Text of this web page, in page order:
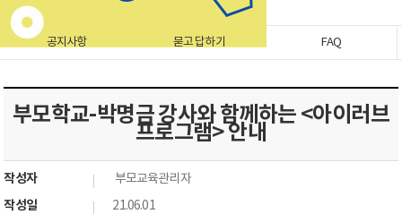
공지사항 묻고 답하기 FAQ
부모학교-박명금 강사와 함께하는 <아이러브
프로그램> 안내
작성자 부모교육관리자
작성일 21.06.01